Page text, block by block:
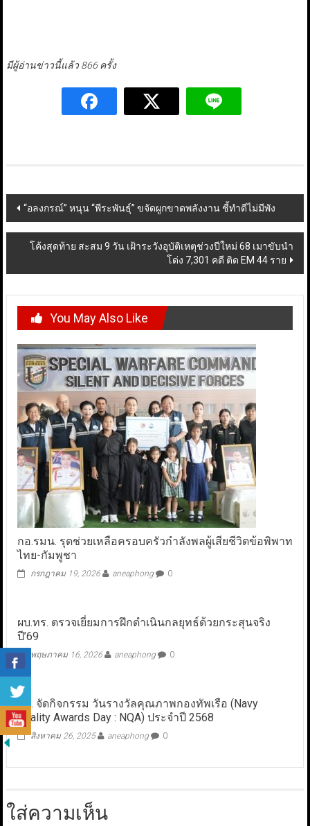
มีผู้อ่านข่าวนี้แล้ว 866 ครั้ง
Post
navigation
“อลงกรณ์” หนุน “พีระพันธุ์” ขจัดผูกขาดพลังงาน ชี้ทำดีไม่มีพัง
โค้งสุดท้าย สะสม 9 วัน เฝ้าระวังอุบัติเหตุช่วงปีใหม่ 68 เมาขับนำ
โด่ง 7,301 คดี ติด EM 44 ราย
You May Also Like
กอ.รมน. รุดช่วยเหลือครอบครัวกำลังพลผู้เสียชีวิตข้อพิพาท
ไทย-กัมพูชา
กรกฎาคม 19, 2026 aneaphong 0
ผบ.ทร. ตรวจเยี่ยมการฝึกดำเนินกลยุทธ์ด้วยกระสุนจริง
ปี’69
พฤษภาคม 16, 2026 aneaphong 0
ทร. จัดกิจกรรม วันรางวัลคุณภาพกองทัพเรือ (Navy
Quality Awards Day : NQA) ประจำปี 2568
สิงหาคม 26, 2025 aneaphong 0
ใส่ความเห็น